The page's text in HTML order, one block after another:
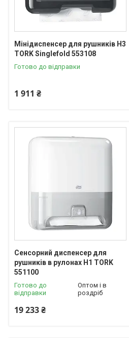
Мінідиспенсер для рушників H3
TORK Singlefold 553108
Готово до відправки
1 911 ₴
Сенсорний диспенсер для
рушників в рулонах H1 TORK
551100
Готово до
відправки
Оптом і в
роздріб
19 233 ₴